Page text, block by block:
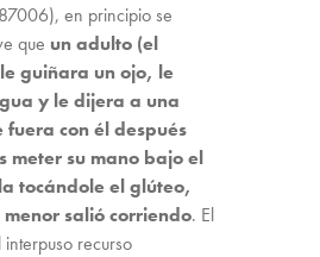
en principio se
que un adulto (el
guiñara un ojo, le
y le dijera a una
fuera con él después
meter su mano bajo el
tocándole el glúteo,
salió corriendo. El
recurso